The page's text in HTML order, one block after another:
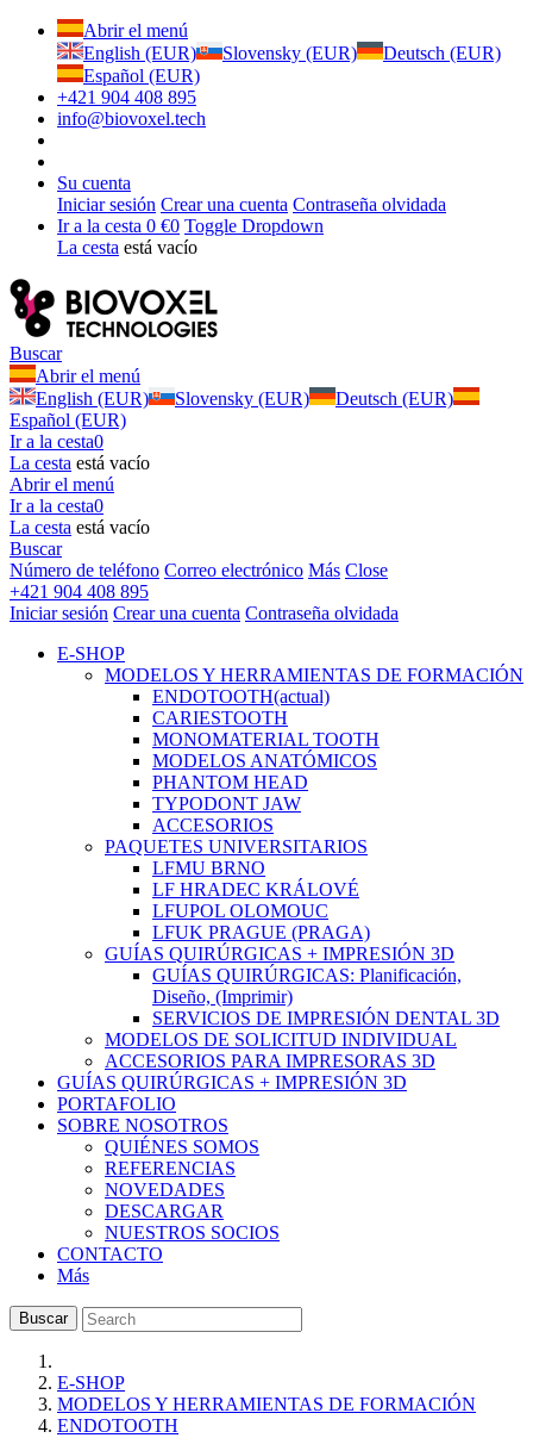
Abrir el menú
English (EUR)
Slovensky (EUR)
Deutsch (EUR)
Español (EUR)
+421 904 408 895
info@biovoxel.tech
Su cuenta
Iniciar sesión Crear una cuenta Contraseña olvidada
Ir a la cesta 0 €0 Toggle Dropdown
La cesta está vacío
Buscar
Abrir el menú
English (EUR)
Slovensky (EUR)
Deutsch (EUR)
Español (EUR)
Ir a la cesta0
La cesta está vacío
Abrir el menú
Ir a la cesta0
La cesta está vacío
Buscar
Número de teléfono Correo electrónico Más Close
+421 904 408 895
Iniciar sesión Crear una cuenta Contraseña olvidada
E-SHOP
MODELOS Y HERRAMIENTAS DE FORMACIÓN
ENDOTOOTH(actual)
CARIESTOOTH
MONOMATERIAL TOOTH
MODELOS ANATÓMICOS
PHANTOM HEAD
TYPODONT JAW
ACCESORIOS
PAQUETES UNIVERSITARIOS
LFMU BRNO
LF HRADEC KRÁLOVÉ
LFUPOL OLOMOUC
LFUK PRAGUE (PRAGA)
GUÍAS QUIRÚRGICAS + IMPRESIÓN 3D
GUÍAS QUIRÚRGICAS: Planificación,
Diseño, (Imprimir)
SERVICIOS DE IMPRESIÓN DENTAL 3D
MODELOS DE SOLICITUD INDIVIDUAL
ACCESORIOS PARA IMPRESORAS 3D
GUÍAS QUIRÚRGICAS + IMPRESIÓN 3D
PORTAFOLIO
SOBRE NOSOTROS
QUIÉNES SOMOS
REFERENCIAS
NOVEDADES
DESCARGAR
NUESTROS SOCIOS
CONTACTO
Más
Buscar
E-SHOP
MODELOS Y HERRAMIENTAS DE FORMACIÓN
ENDOTOOTH